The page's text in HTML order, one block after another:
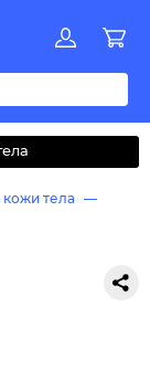
ИМОКЛНПРСТУФ
кожи тела